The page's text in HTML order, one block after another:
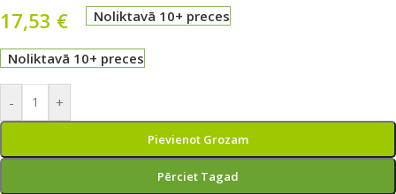
17,53 € Noliktavā 10+ preces
Noliktavā 10+ preces
- +
Pievienot Grozam
Pērciet Tagad